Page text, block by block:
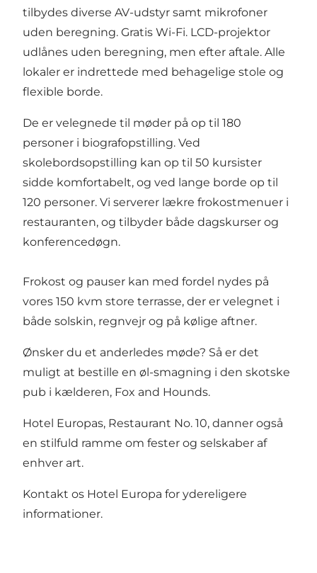
tilbydes diverse AV-udstyr samt mikrofoner
uden beregning. Gratis Wi-Fi. LCD-projektor
udlånes uden beregning, men efter aftale. Alle
lokaler er indrettede med behagelige stole og
flexible borde.
De er velegnede til møder på op til 180
personer i biografopstilling. Ved
skolebordsopstilling kan op til 50 kursister
sidde komfortabelt, og ved lange borde op til
120 personer. Vi serverer lækre frokostmenuer i
restauranten, og tilbyder både dagskurser og
konferencedøgn.
Frokost og pauser kan med fordel nydes på
vores 150 kvm store terrasse, der er velegnet i
både solskin, regnvejr og på kølige aftner.
Ønsker du et anderledes møde? Så er det
muligt at bestille en øl-smagning i den skotske
pub i kælderen, Fox and Hounds.
Hotel Europas, Restaurant No. 10, danner også
en stilfuld ramme om fester og selskaber af
enhver art.
Kontakt os Hotel Europa for ydereligere
informationer.